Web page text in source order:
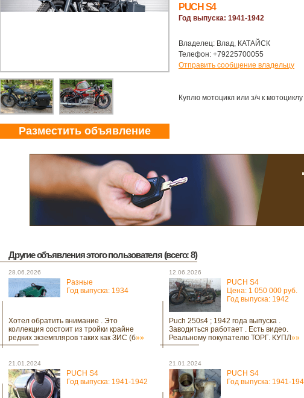
Разместить объявление
PUCH S4
Год выпуска: 1941-1942
Владелец: Влад, КАТАЙСК
Телефон: +79225700055
Отправить сообщение владельцу
Куплю мотоцикл или з/ч к
Другие объявления этого пользователя (всего: 8)
28.06.2026
Разные
Год выпуска: 1934
Хотел обратить внимание . Это
коллекция состоит из тройки крайне
редких экземпляров таких как ЗИС (б»»
12.06.2026
PUCH S4
Цена: 1 050 000 руб.
Год выпуска: 1942
Puch 250s4 ; 1942 года выпуска .
Заводиться работает . Есть видео.
Реальному покупателю ТОРГ. КУПЛ»»
21.01.2024
PUCH S4
Год выпуска: 1941-1942
21.01.2024
PUCH S4
Год выпуска: 1941-